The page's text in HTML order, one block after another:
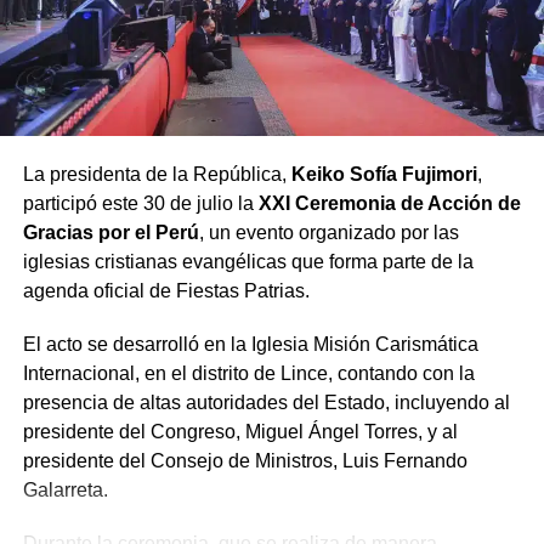
bajo este principio es «inmensamente práctico», pues
evita abusos de poder, calumnias desde la oposición,
venta de sentencias judiciales y actos de corrupción
ciudadana.
anhelada reconciliación en un país «herido y dividido»,
es imperativo realizar dos renuncias:
Renunciar a la
calificó como el «virus
del poder», yrenunciar
a la «acusación
crónica», considerada
La presidenta de la República, Keiko Sofía Fujimori,
participó este 30 de julio la XXI Ceremonia de Acción de
Gracias por el Perú, un evento organizado por las
iglesias cristianas evangélicas que forma parte de la
agenda oficial de Fiestas Patrias.
El acto se desarrolló en la Iglesia Misión Carismática
Internacional, en el distrito de Lince, contando con la
presencia de altas autoridades del Estado, incluyendo al
presidente del Congreso, Miguel Ángel Torres, y al
presidente del Consejo de Ministros, Luis Fernando
Galarreta.